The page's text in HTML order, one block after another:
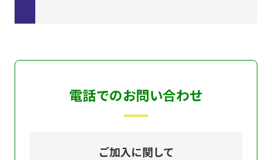
電話でのお問い合わせ
ご加入に関して